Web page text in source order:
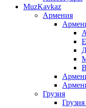
MuzKavkaz
Армения
Грузия